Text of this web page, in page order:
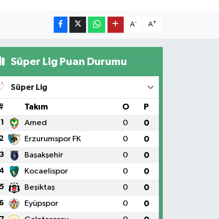
A- A+
Süper Lig Puan Durumu
Süper Lig
Takım O P
1 Amed 0 0
Erzurumspor FK 0 0
3 Başakşehir 0 0
Kocaelispor 0 0
5 Beşiktaş 0 0
Eyüpspor 0 0